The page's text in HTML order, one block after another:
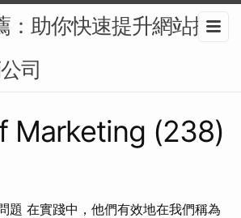
：助你快速提升網站排
司
Marketing (238)
題 在實踐中，他們有效地在我們稱為